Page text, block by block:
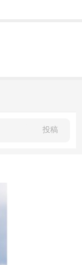
投稿